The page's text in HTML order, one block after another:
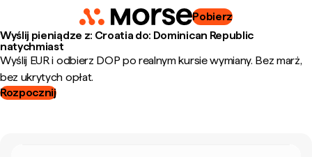
Pobierz
Wyślij pieniądze z: Croatia do: Dominican Republic
natychmiast
Wyślij EUR i odbierz DOP po realnym kursie wymiany. Bez marż,
bez ukrytych opłat.
Rozpocznij